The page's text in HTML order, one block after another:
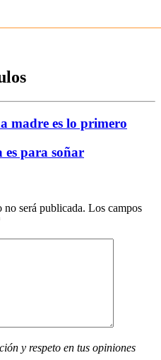
madre es lo primero
es para soñar
será publicada. Los campos
y respeto en tus opiniones